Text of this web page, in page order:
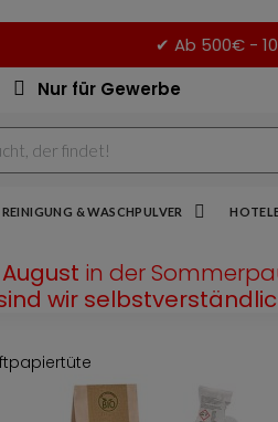
✔ Ab 500€ -
Nur für Gewerbe
REINIGUNG & WASCHPULVER
in der
wir